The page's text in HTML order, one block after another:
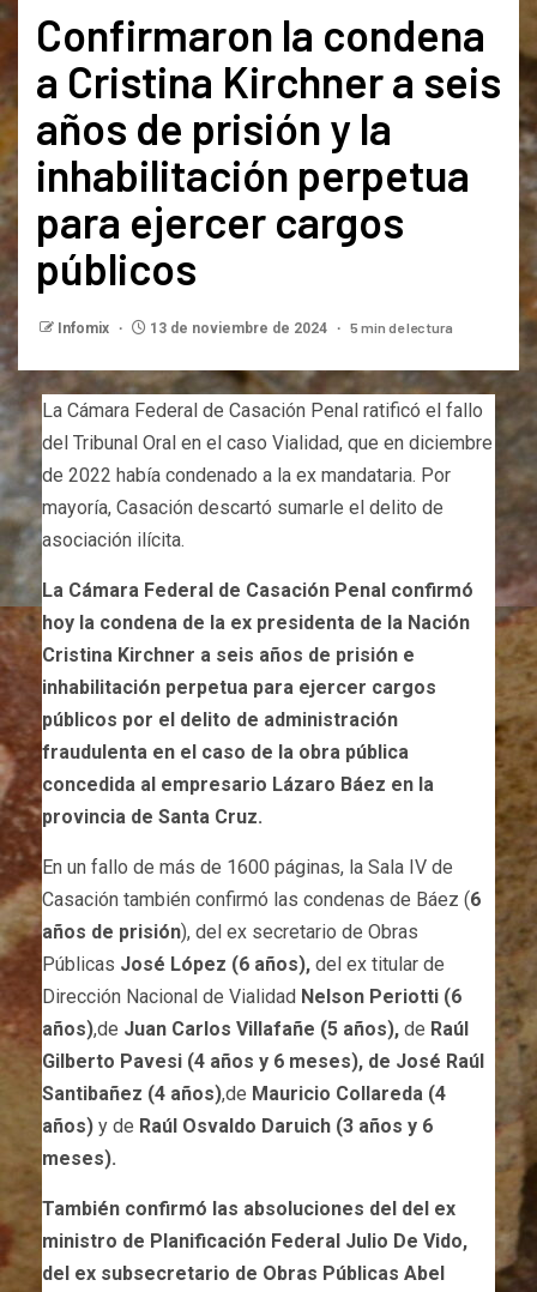
Confirmaron la condena
a Cristina Kirchner a seis
años de prisión y la
inhabilitación perpetua
para ejercer cargos
públicos
Infomix 13 de noviembre de 2024 5 min de lectura
La Cámara Federal de Casación Penal ratificó el fallo
del Tribunal Oral en el caso Vialidad, que en diciembre
de 2022 había condenado a la ex mandataria. Por
mayoría, Casación descartó sumarle el delito de
asociación ilícita.
La Cámara Federal de Casación Penal confirmó
hoy la condena de la ex presidenta de la Nación
Cristina Kirchner a seis años de prisión e
inhabilitación perpetua para ejercer cargos
públicos por el delito de administración
fraudulenta en el caso de la obra pública
concedida al empresario Lázaro Báez en la
provincia de Santa Cruz.
En un fallo de más de 1600 páginas, la Sala IV de
Casación también confirmó las condenas de Báez (6
años de prisión), del ex secretario de Obras
Públicas José López (6 años), del ex titular de
Dirección Nacional de Vialidad Nelson Periotti (6
años),de Juan Carlos Villafañe (5 años), de Raúl
Gilberto Pavesi (4 años y 6 meses), de José Raúl
Santibañez (4 años),de Mauricio Collareda (4
años) y de Raúl Osvaldo Daruich (3 años y 6
meses).
También confirmó las absoluciones del del ex
ministro de Planificación Federal Julio De Vido,
del ex subsecretario de Obras Públicas Abel